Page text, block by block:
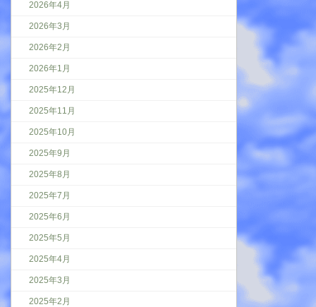
2026年4月
2026年3月
2026年2月
2026年1月
2025年12月
2025年11月
2025年10月
2025年9月
2025年8月
2025年7月
2025年6月
2025年5月
2025年4月
2025年3月
2025年2月